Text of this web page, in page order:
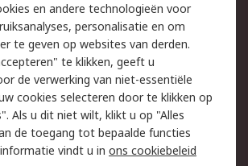
Email veiligheid
Websitevoorwaarden
en andere technologieën voor
personalisatie en om
te geven op websites van derden.
te klikken, geeft u
de verwerking van niet-essentiële
cookies selecteren door te klikken op
Als u dit niet wilt, klikt u op "Alles
de toegang tot bepaalde functies
vindt u in ons cookiebeleid